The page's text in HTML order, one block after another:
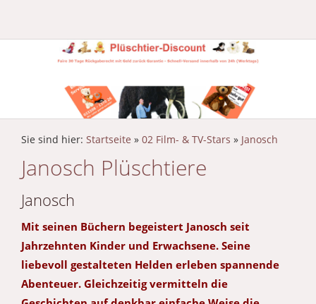
Sie sind hier: Startseite » 02 Film- & TV-Stars » Janosch
Janosch Plüschtiere
Janosch
Mit seinen Büchern begeistert Janosch seit
Jahrzehnten Kinder und Erwachsene. Seine
liebevoll gestalteten Helden erleben spannende
Abenteuer. Gleichzeitig vermitteln die